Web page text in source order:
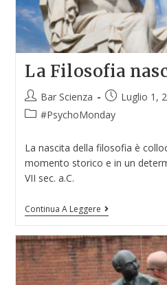
La Filosofia
Bar Scienza
Luglio 1,
#PsychoMonday
La nascita della filosofia è
momento storico e in un
VII sec. a.C.
Continua A Leggere